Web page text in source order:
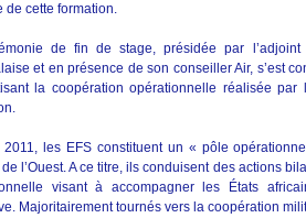
de cette formation.
de fin de stage, présidée par l’adjoint
et en présence de son conseiller Air, s’est
la coopération opérationnelle réalisée
2011, les EFS constituent un « pôle
l’Ouest. A ce titre, ils conduisent des actions
visant à accompagner les États
Majoritairement tournés vers la coopération